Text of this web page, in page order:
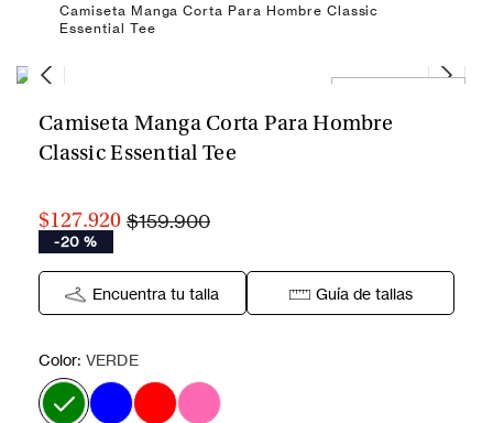
Camiseta Manga Corta Para Hombre Classic
Essential Tee
Camiseta Manga Corta Para Hombre
Classic Essential Tee
$127.920 $159.900
-20 %
Encuentra tu talla Guía de tallas
Color: VERDE